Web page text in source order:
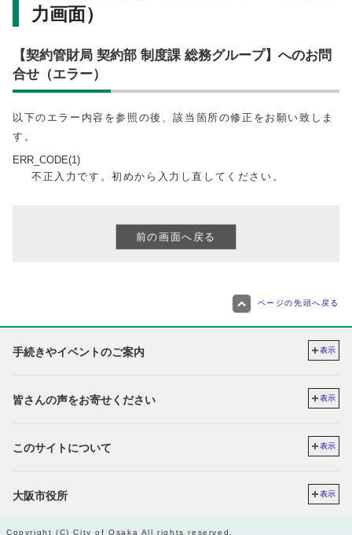
力画面）
【契約管財局 契約部 制度課 総務グループ】へのお問
合せ（エラー）
以下のエラー内容を参照の後、該当箇所の修正をお願い致しま
す。
ERR_CODE(1)
不正入力です。初めから入力し直してください。
ページの先頭へ戻る
手続きやイベントのご案内 表示
皆さんの声をお寄せください 表示
このサイトについて 表示
大阪市役所 表示
Copyright (C) City of Osaka All rights reserved.